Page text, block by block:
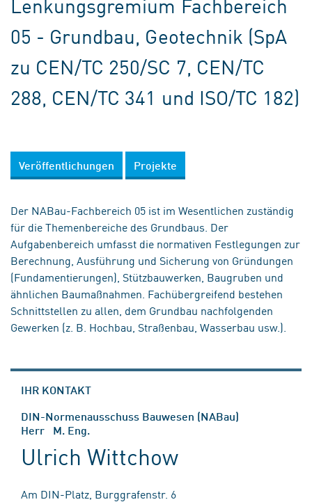
05 - Grundbau, Geotechnik (SpA
zu CEN/TC 250/SC 7, CEN/TC
288, CEN/TC 341 und ISO/TC 182)
Veröffentlichungen Projekte
Der NABau-Fachbereich 05 ist im Wesentlichen zuständig
für die Themenbereiche des Grundbaus. Der
Aufgabenbereich umfasst die normativen Festlegungen zur
Berechnung, Ausführung und Sicherung von Gründungen
(Fundamentierungen), Stützbauwerken, Baugruben und
ähnlichen Baumaßnahmen. Fachübergreifend bestehen
Schnittstellen zu allen, dem Grundbau nachfolgenden
Gewerken (z. B. Hochbau, Straßenbau, Wasserbau usw.).
IHR KONTAKT
DIN-Normenausschuss Bauwesen (NABau)
Herr M. Eng.
Ulrich Wittchow
Am DIN-Platz, Burggrafenstr. 6